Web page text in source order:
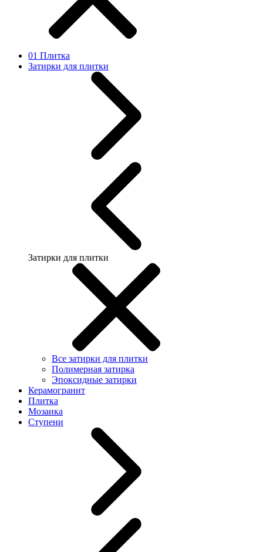
01 Плитка
Затирки для плитки
Затирки для плитки
Все затирки для плитки
Полимерная затирка
Эпоксидные затирки
Керамогранит
Плитка
Мозаика
Ступени